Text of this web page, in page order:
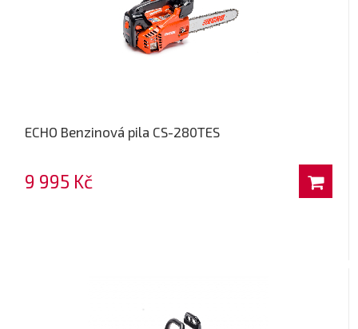
ECHO Benzinová pila CS-280TES
9 995 Kč